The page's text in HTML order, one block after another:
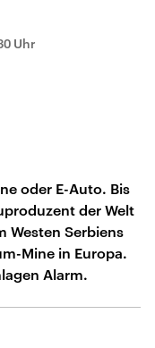
Uhr
oder E-Auto. Bis
der Welt
Westen Serbiens
Mine in Europa.
Alarm.